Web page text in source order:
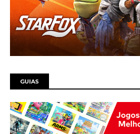
GUIAS